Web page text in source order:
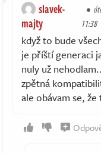
slavek-
majty
11:38
když to bude
je příští generaci
nuly už
zpětná
ale obávam se,